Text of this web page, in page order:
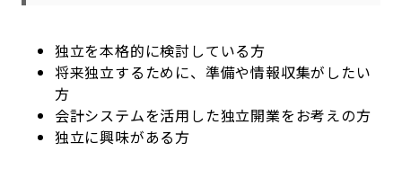
独立を本格的に検討している方
将来独立するために、準備や情報収集がしたい
方
会計システムを活用した独立開業をお考えの方
独立に興味がある方